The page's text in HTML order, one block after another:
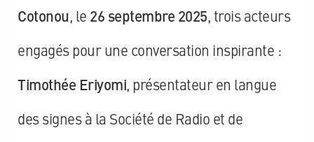
Cotonou, le 26 septembre 2025, trois acteurs
engagés pour une conversation inspirante :
Timothée Eriyomi, présentateur en langue
des signes à la Société de Radio et de